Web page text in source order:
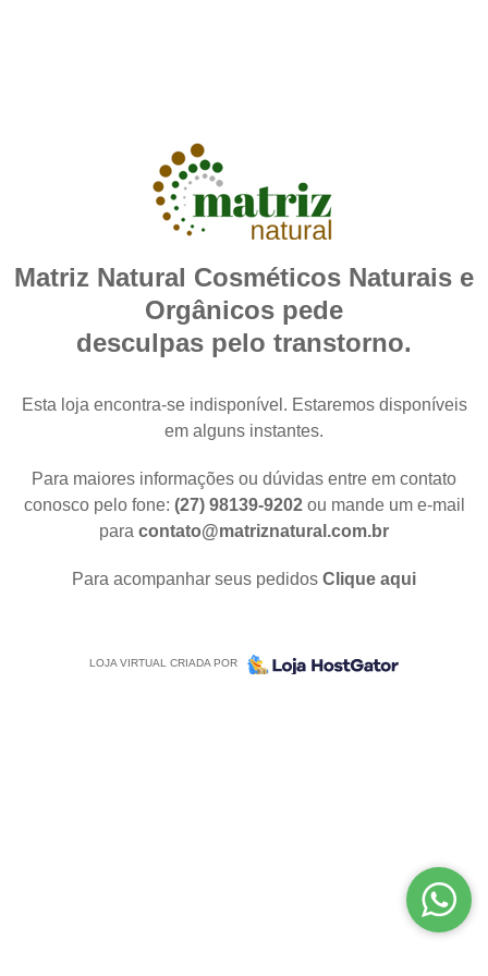
Matriz Natural Cosméticos Naturais e
Orgânicos pede
desculpas pelo transtorno.
Esta loja encontra-se indisponível. Estaremos disponíveis
em alguns instantes.
Para maiores informações ou dúvidas entre em contato
conosco pelo fone: (27) 98139-9202ou mande um e-mail
para contato@matriznatural.com.br
Para acompanhar seus pedidos Clique aqui
LOJA VIRTUAL CRIADA POR